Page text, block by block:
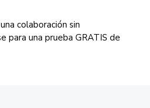
colaboración sin
para una prueba GRATIS de